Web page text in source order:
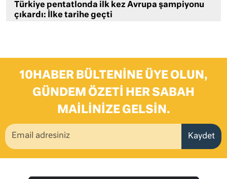
Türkiye pentatlonda ilk kez Avrupa şampiyonu
çıkardı: İlke tarihe geçti
10HABER BÜLTENINE ÜYE OLUN,
GÜNDEM ÖZETI HER SABAH
MAILINIZE GELSIN.
Kaydet